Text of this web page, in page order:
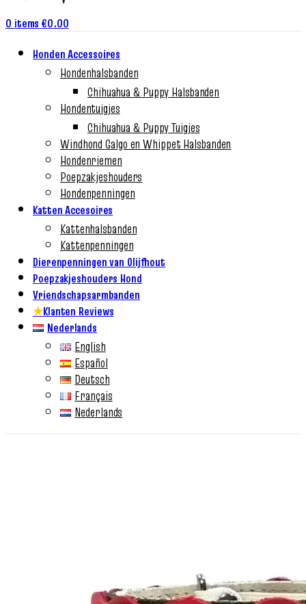
0 items €0.00
Honden Accessoires
Hondenhalsbanden
Chihuahua & Puppy Halsbanden
Hondentuigjes
Chihuahua & Puppy Tuigjes
Windhond Galgo en Whippet Halsbanden
Hondenriemen
Poepzakjeshouders
Hondenpenningen
Katten Accesoires
Kattenhalsbanden
Kattenpenningen
Dierenpenningen van Olijfhout
Poepzakjeshouders Hond
Vriendschapsarmbanden
★Klanten Reviews
Nederlands
English
Español
Deutsch
Français
Nederlands